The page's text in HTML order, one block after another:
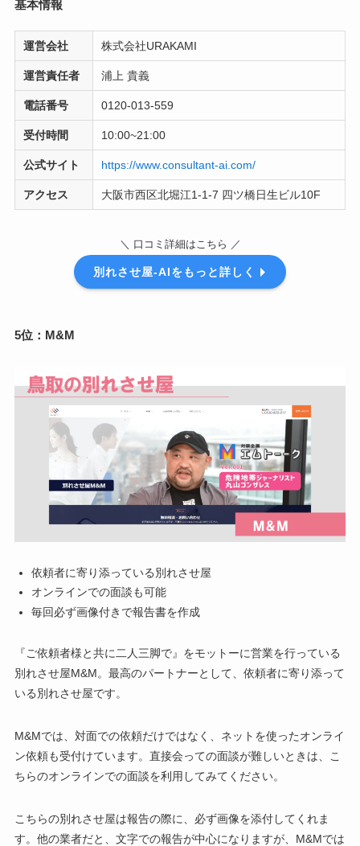
基本情報
運営会社 株式会社URAKAMI
運営責任者 浦上 貴義
電話番号 0120-013-559
受付時間 10:00~21:00
公式サイト https://www.consultant-ai.com/
アクセス 大阪市西区北堀江1-1-7 四ツ橋日生ビル10F
＼ 口コミ詳細はこちら ／
別れさせ屋-AIをもっと詳しく
5位：M&M
依頼者に寄り添っている別れさせ屋
オンラインでの面談も可能
毎回必ず画像付きで報告書を作成
『ご依頼者様と共に二人三脚で』をモットーに営業を行っている
別れさせ屋M&M。最高のパートナーとして、依頼者に寄り添って
いる別れさせ屋です。
M&Mでは、対面での依頼だけではなく、ネットを使ったオンライ
ン依頼も受付けています。直接会っての面談が難しいときは、こ
ちらのオンラインでの面談を利用してみてください。
こちらの別れさせ屋は報告の際に、必ず画像を添付してくれま
す。他の業者だと、文字での報告が中心になりますが、M&Mでは